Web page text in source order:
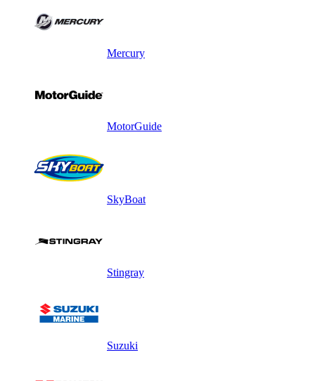
Mercury
MotorGuide
SkyBoat
Stingray
Suzuki